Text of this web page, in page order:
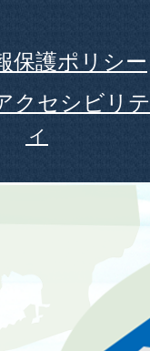
保護ポリシー
クセシビリテ
ィ